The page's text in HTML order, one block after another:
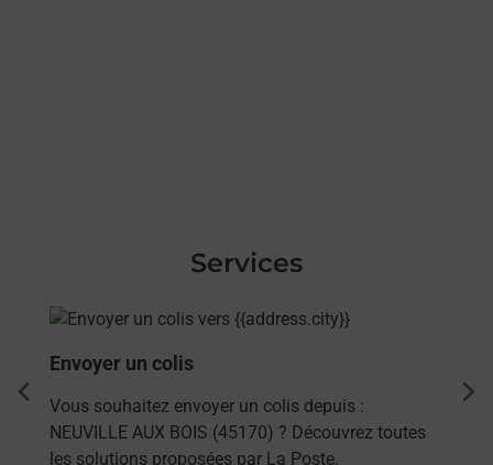
Services
En savoir plus
Envoyer un colis
Vous souhaitez envoyer un colis depuis :
NEUVILLE AUX BOIS (45170) ? Découvrez toutes
les solutions proposées par La Poste.